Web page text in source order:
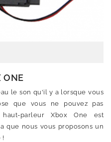
ONE
le son qu'il y a lorsque vous
que vous ne pouvez pas
parleur Xbox One est
que nous vous proposons un
!